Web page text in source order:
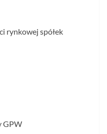
rynkowej spółek
GPW